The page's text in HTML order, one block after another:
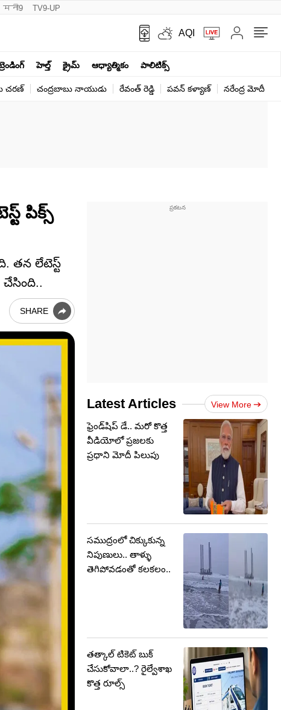
मनी9 TV9-UP
AQI
హెల్త్‌ క్రైమ్ ఆధ్యాత్మికం పాలిటిక్స్‌
చ‌ర‌ణ్‌ చంద్రబాబు నాయుడు రేవంత్ రెడ్డి పవన్ కళ్యాణ్ నరేంద్ర మోదీ
పిక్స్
తన లేటెస్ట్‌
SHARE
Latest Articles View More
ఫ్రెండ్‌షిప్ డే.. మరో కొత్త
వీడియోలో ప్రజలకు
ప్రధాని మోదీ పిలుపు
సముద్రంలో చిక్కుకున్న
నిపుణులు.. తాళ్ళు
తెగిపోవడంతో కలకలం..
తత్కాల్ టికెట్ బుక్
చేసుకోవాలా..? రైల్వేశాఖ
కొత్త రూల్స్